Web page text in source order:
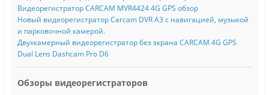
Видеорегистратор CARCAM MVR4424 4G GPS обзор
Новый видеорегистратор Carcam DVR A3 с навигацией, музыкой
и парковочной камерой.
Двухкамерный видеорегистратор без экрана CARCAM 4G GPS
Dual Lens Dashcam Pro D6
Обзоры видеорегистраторов